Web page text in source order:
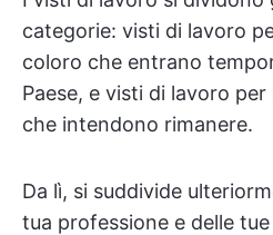
categorie: visti di lavoro
coloro che entrano
Paese, e visti di lavoro
che intendono rimanere.
Da lì, si suddivide
tua professione e delle